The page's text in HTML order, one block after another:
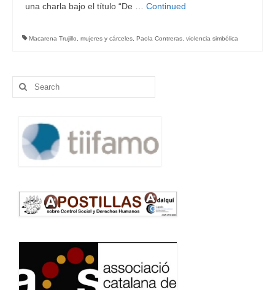
una charla bajo el título “De … Continued
Macarena Trujillo mujeres y cárceles Paola Contreras violencia simbólica
Search
for: